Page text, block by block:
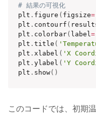
# 結果の可視化
plt . figure ( figsize=
plt . contourf (
plt . colorbar( label=
plt . title (
plt . xlabel ( 'X
plt . ylabel ( 'Y
plt . show( )
このコードでは、初期